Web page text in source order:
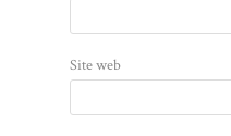
Site web